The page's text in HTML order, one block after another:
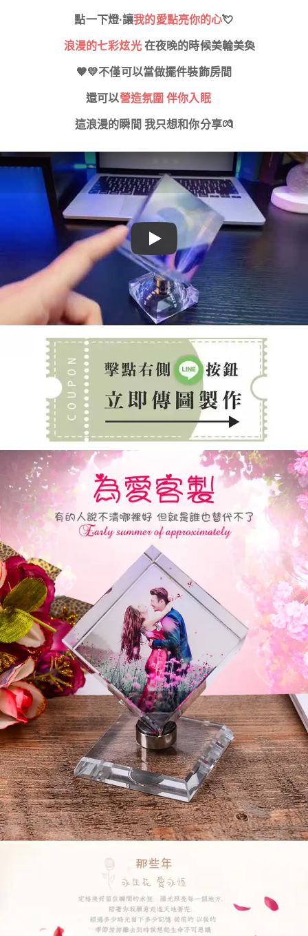
點一下燈·讓我的愛點亮你的心💘
浪漫的七彩炫光在夜晚的時候美輪美奐
🧡💛不僅可以當做擺件裝飾房間
還可以營造氛圍 伴你入眠🌙
這浪漫的瞬間 我只想和你分享💏
Play